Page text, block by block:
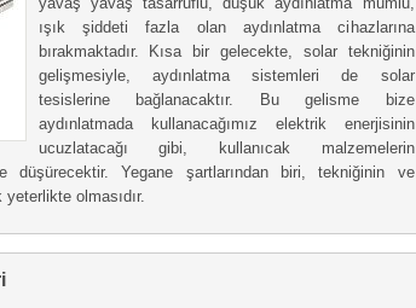
ışık şiddeti fazla olan aydınlatma cihazlarına
bırakmaktadır. Kısa bir gelecekte, solar tekniğinin
gelişmesiyle, aydınlatma sistemleri de solar
tesislerine bağlanacaktır. Bu gelisme bize
aydınlatmada kullanacağımız elektrik enerjisinin
ucuzlatacağı gibi, kullanıcak malzemelerin
düşürecektir. Yegane şartlarından biri, tekniğinin ve
olmasıdır.